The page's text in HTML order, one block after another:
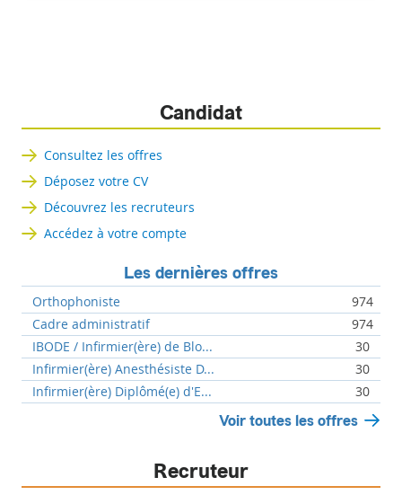
Candidat
Consultez les offres
Déposez votre CV
Découvrez les recruteurs
Accédez à votre compte
Les dernières offres
Orthophoniste
974
Cadre administratif
974
IBODE / Infirmier(ère) de Blo...
30
Infirmier(ère) Anesthésiste D...
30
Infirmier(ère) Diplômé(e) d'E...
30
Voir toutes les offres
Recruteur